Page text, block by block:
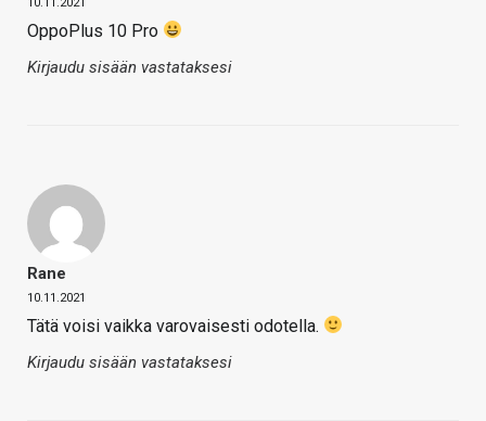
OppoPlus 10 Pro
Kirjaudu sisään vastataksesi
Rane
10.11.2021
Tätä voisi vaikka varovaisesti odotella.
Kirjaudu sisään vastataksesi